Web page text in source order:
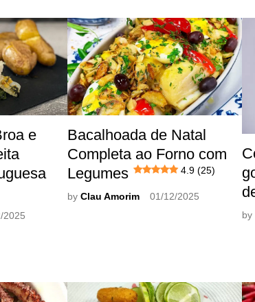
e
2025
Bacalhoada de Natal
Completa ao Forno com
Legumes
4.9 (25)
byClau Amorim 01/12/2025
by